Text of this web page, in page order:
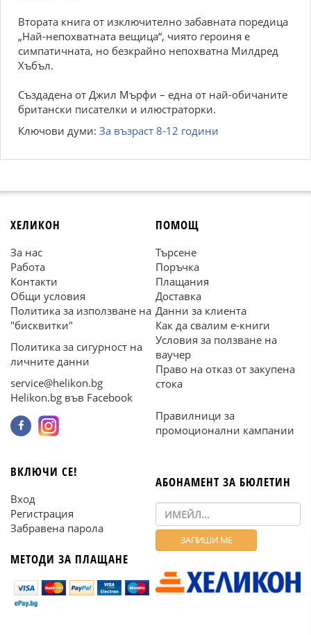
Втората книга от изключително забавната поредица
„Най-непохватната вещица“, чиято героиня е
симпатичната, но безкрайно непохватна Милдред
Хъбъл.
Създадена от Джил Мърфи – една от най-обичаните
британски писателки и илюстраторки.
Ключови думи: За възраст 8-12 години
ХЕЛИКОН
За нас
Работа
Контакти
Общи условия
Политика за използване на
"бисквитки"
Политика за сигурност на
личните данни
service@helikon.bg
Helikon.bg във Facebook
ПОМОЩ
Търсене
Поръчка
Плащания
Доставка
Данни за клиента
Как да свалим е-книги
Условия за ползване на
ваучер
Право на отказ от закупена
стока
Правилници за
промоционални кампании
ВКЛЮЧИ СЕ!
Вход
Регистрация
Забравена парола
МЕТОДИ ЗА ПЛАЩАНЕ
АБОНАМЕНТ ЗА БЮЛЕТИН